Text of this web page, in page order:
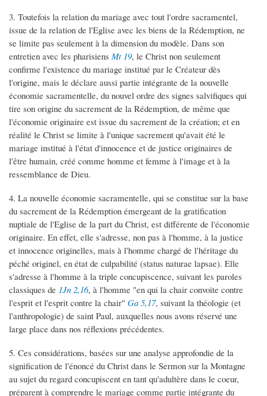
3. Toutefois la relation du mariage avec tout l'ordre sacramentel,
issue de la relation de l'Eglise avec les biens de la Rédemption, ne
se limite pas seulement à la dimension du modèle. Dans son
entretien avec les pharisiens Mt 19, le Christ non seulement
confirme l'existence du mariage institué par le Créateur dès
l'origine, mais le déclare aussi partie intégrante de la nouvelle
économie sacramentelle, du nouvel ordre des signes salvifiques qui
tire son origine du sacrement de la Rédemption, de même que
l'économie originaire est issue du sacrement de la création; et en
réalité le Christ se limite à l'unique sacrement qu'avait été le
mariage institué à l'état d'innocence et de justice originaires de
l'être humain, créé comme homme et femme à l'image et à la
ressemblance de Dieu.
4. La nouvelle économie sacramentelle, qui se constitue sur la base
du sacrement de la Rédemption émergeant de la gratification
nuptiale de l'Eglise de la part du Christ, est différente de l'économie
originaire. En effet, elle s'adresse, non pas à l'homme, à la justice
et innocence originelles, mais à l'homme chargé de l'héritage du
péché originel, en état de culpabilité (status naturae lapsae). Elle
s'adresse à l'homme à la triple concupiscence, suivant les paroles
classiques de 1Jn 2,16, à l'homme "en qui la chair convoite contre
l'esprit et l'esprit contre la chair" Ga 5,17, suivant la théologie (et
l'anthropologie) de saint Paul, auxquelles nous avons réservé une
large place dans nos réflexions précédentes.
5. Ces considérations, basées sur une analyse approfondie de la
signification de l'énoncé du Christ dans le Sermon sur la Montagne
au sujet du regard concupiscent en tant qu'adultère dans le coeur,
préparent à comprendre le mariage comme partie intégrante du